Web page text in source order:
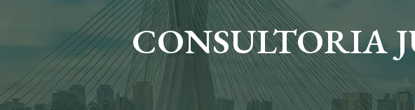
CONSULTORIA